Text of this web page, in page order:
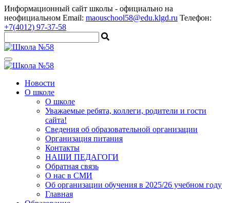
Информационный сайт школы - официально на
неофициальном Email: maouschool58@edu.klgd.ru Телефон:
+7(4012) 97-37-58
Новости
О школе
О школе
Уважаемые ребята, коллеги, родители и гости
сайта!
Сведения об образовательной организации
Организация питания
Контакты
НАШИ ПЕДАГОГИ
Обратная связь
О нас в СМИ
Об организации обучения в 2025/26 учебном году
Главная